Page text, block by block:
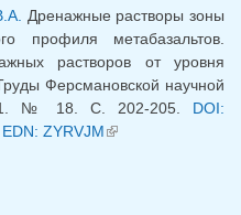
Дренажные растворы зоны
профиля метабазальтов.
растворов от уровня
Ферсмановской научной
№ 18. С. 202-205. DOI:
is external)
EDN: ZYRVJM(link is external)